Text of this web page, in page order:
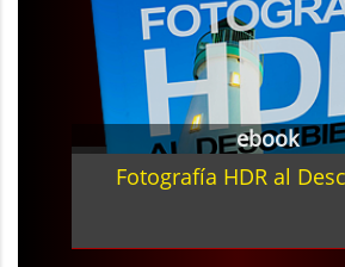
ebook
Fotografía HDR al